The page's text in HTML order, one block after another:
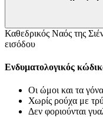
Καθεδρικός Ναός της
εισόδου
Ενδυματολογικός
Οι ώμοι και τα
Χωρίς ρούχα με
Δεν φοριούνται